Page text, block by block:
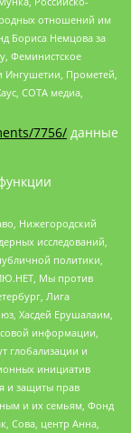
отношений им
Бориса Немцова за
Феминистское
Ингушетии, Прометей,
СОТА медиа,
7756/ данные
Нижегородский
исследований,
политики,
Мы против
Лига
Хасдей Ерушалаим,
информации,
глобализации и
инициатив
и защиты прав
и их семьям, Фонд
Сова, центр Анна,